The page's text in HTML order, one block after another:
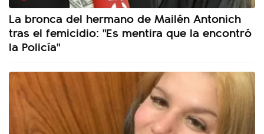
La bronca del hermano de Mailén Antonich
tras el femicidio: "Es mentira que la encontró
la Policía"